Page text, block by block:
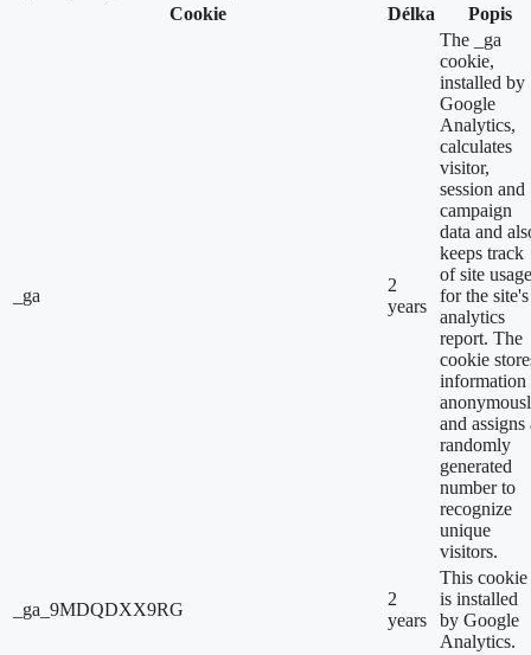
Cookie
Délka Popis
_ga
2
years
The _ga
cookie,
installed by
Google
Analytics,
calculates
visitor,
session and
campaign
data and
keeps track
of site usage
for the site's
analytics
report. The
cookie
information
and assigns
randomly
generated
number to
recognize
unique
visitors.
_ga_9MDQDXX9RG
2
years
This cookie
is installed
by Google
Analytics.